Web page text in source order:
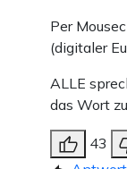
Per
(digitaler
ALLE
das Wort
43